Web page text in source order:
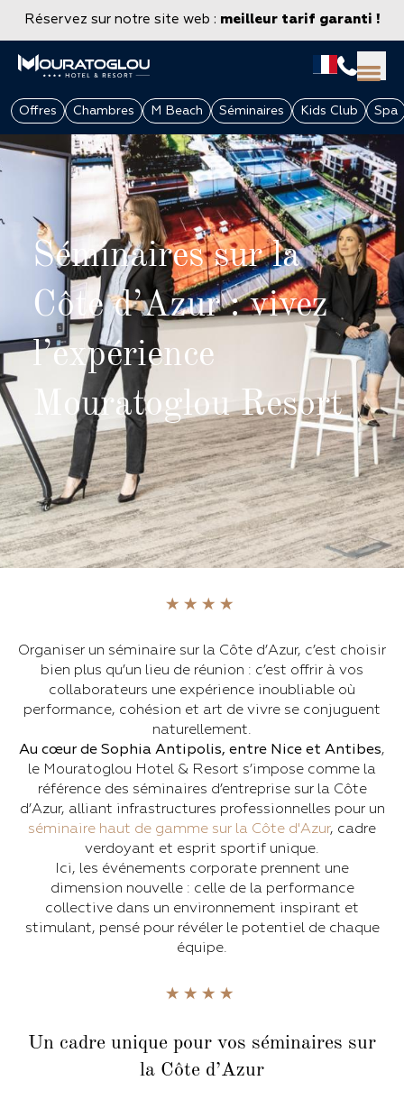
Réservez sur notre site web : meilleur tarif garanti !
GROUPES & ENTREPRISES
Offres Chambres M Beach Séminaires Kids Club Spa
Séminaires sur la
Côte d’Azur : vivez
l’expérience
Mouratoglou Resort
Organiser un séminaire sur la Côte d’Azur, c’est choisir
bien plus qu’un lieu de réunion : c’est offrir à vos
collaborateurs une expérience inoubliable où
performance, cohésion et art de vivre se conjuguent
naturellement.
Au cœur de Sophia Antipolis, entre Nice et Antibes,
le Mouratoglou Hotel & Resort s’impose comme la
référence des séminaires d’entreprise sur la Côte
d’Azur, alliant infrastructures professionnelles pour un
séminaire haut de gamme sur la Côte d'Azur, cadre
verdoyant et esprit sportif unique.
Ici, les événements corporate prennent une
dimension nouvelle : celle de la performance
collective dans un environnement inspirant et
stimulant, pensé pour révéler le potentiel de chaque
équipe.
Un cadre unique pour vos séminaires sur
la Côte d’Azur